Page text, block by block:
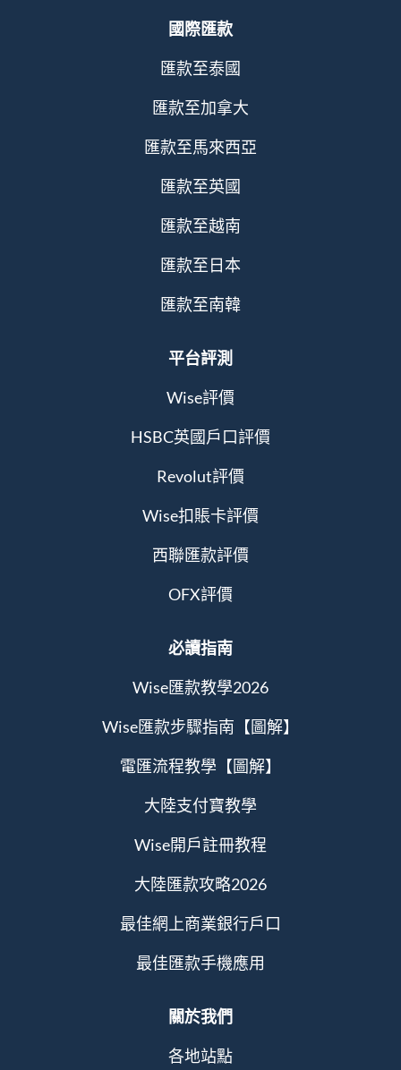
國際匯款
匯款至泰國
匯款至加拿大
匯款至馬來西亞
匯款至英國
匯款至越南
匯款至日本
匯款至南韓
平台評測
Wise評價
HSBC英國戶口評價
Revolut評價
Wise扣賬卡評價
西聯匯款評價
OFX評價
必讀指南
Wise匯款教學2026
Wise匯款步驟指南【圖解】
電匯流程教學【圖解】
大陸支付寶教學
Wise開戶註冊教程
大陸匯款攻略2026
最佳網上商業銀行戶口
最佳匯款手機應用
關於我們
各地站點